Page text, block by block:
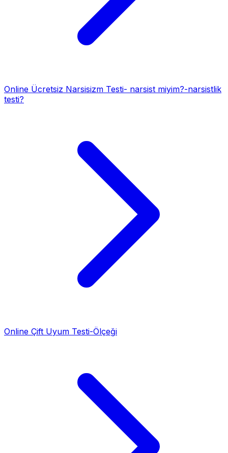
Online Ücretsiz Narsisizm Testi- narsist miyim?-narsistlik
testi?
Online Çift Uyum Testi-Ölçeği